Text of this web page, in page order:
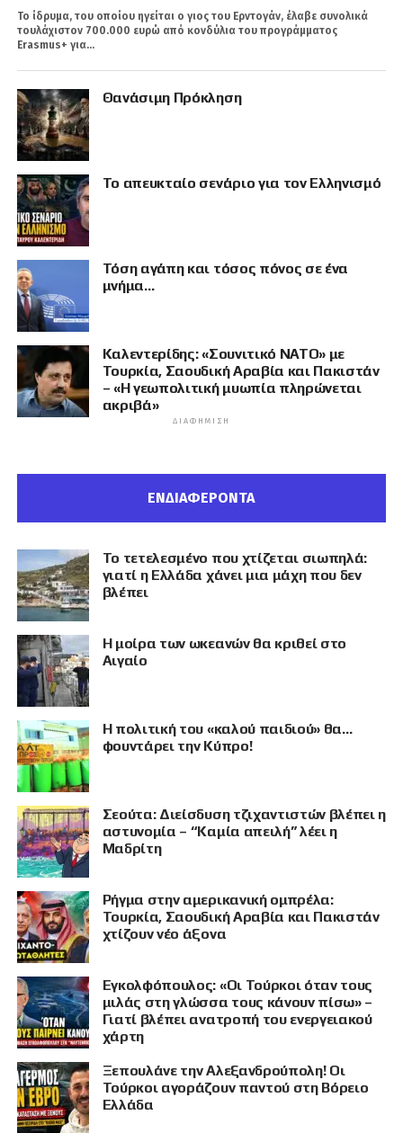
Το ίδρυμα, του οποίου ηγείται ο γιος του Ερντογάν, έλαβε συνολικά
τουλάχιστον 700.000 ευρώ από κονδύλια του προγράμματος
Erasmus+ για...
Θανάσιμη Πρόκληση
Το απευκταίο σενάριο για τον Ελληνισμό
Τόση αγάπη και τόσος πόνος σε ένα
μνήμα…
Καλεντερίδης: «Σουνιτικό ΝΑΤΟ» με
Τουρκία, Σαουδική Αραβία και Πακιστάν
– «Η γεωπολιτική μυωπία πληρώνεται
ακριβά»
ΔΙΑΦΉΜΙΣΗ
ΕΝΔΙΑΦΕΡΟΝΤΑ
Το τετελεσμένο που χτίζεται σιωπηλά:
γιατί η Ελλάδα χάνει μια μάχη που δεν
βλέπει
Η μοίρα των ωκεανών θα κριθεί στο
Αιγαίο
Η πολιτική του «καλού παιδιού» θα…
φουντάρει την Κύπρο!
Σεούτα: Διείσδυση τζιχαντιστών βλέπει η
αστυνομία – “Καμία απειλή” λέει η
Μαδρίτη
Ρήγμα στην αμερικανική ομπρέλα:
Τουρκία, Σαουδική Αραβία και Πακιστάν
χτίζουν νέο άξονα
Εγκολφόπουλος: «Οι Τούρκοι όταν τους
μιλάς στη γλώσσα τους κάνουν πίσω» –
Γιατί βλέπει ανατροπή του ενεργειακού
χάρτη
Ξεπουλάνε την Αλεξανδρούπολη! Οι
Τούρκοι αγοράζουν παντού στη Βόρειο
Ελλάδα